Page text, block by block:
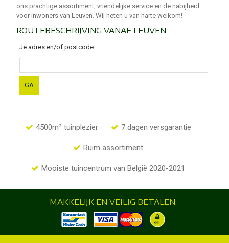
ons prachtige assortiment, vriendelijke service en de nabijheid
voor inwoners van Leuven. Wij heten u van harte welkom!
ROUTEBESCHRIJVING VANAF LEUVEN
Je adres en/of postcode:
4500m² tuinplezier 7 dagen versgarantie
Ruim assortiment
Mooiste tuincentrum van België 2020-2021
MAKKELIJK EN VEILIG BETALEN: